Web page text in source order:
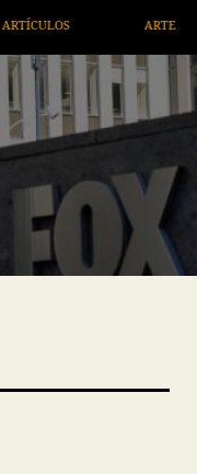
ARTE / ENTRETENIMIENTO